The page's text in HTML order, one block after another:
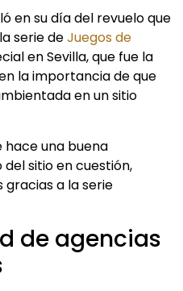
en su día del revuelo que
serie deJuegos de
en Sevilla, que fue la
la importancia de que
en un sitio
hace una buena
sitio en cuestión,
gracias a la serie
de agencias